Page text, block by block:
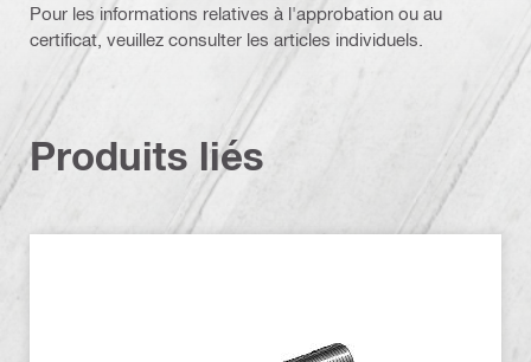
Pour les informations relatives à l'approbation ou au
certificat, veuillez consulter les articles individuels.
Produits liés